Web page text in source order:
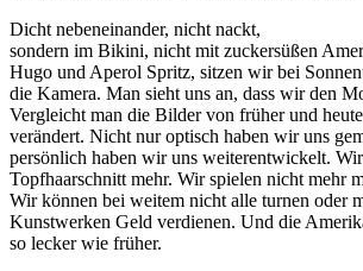
Dicht nebeneinander, nicht nackt,
sondern im Bikini, nicht mit zuckersüßen
Hugo und Aperol Spritz, sitzen wir bei
die Kamera. Man sieht uns an, dass wir den
Vergleicht man die Bilder von früher und
verändert. Nicht nur optisch haben wir uns
persönlich haben wir uns weiterentwickelt.
Topfhaarschnitt mehr. Wir spielen nicht mehr
Wir können bei weitem nicht alle turnen oder
Kunstwerken Geld verdienen. Und die
so lecker wie früher.